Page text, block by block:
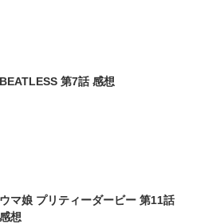
BEATLESS 第7話 感想
ウマ娘 プリティーダービー 第11話
感想